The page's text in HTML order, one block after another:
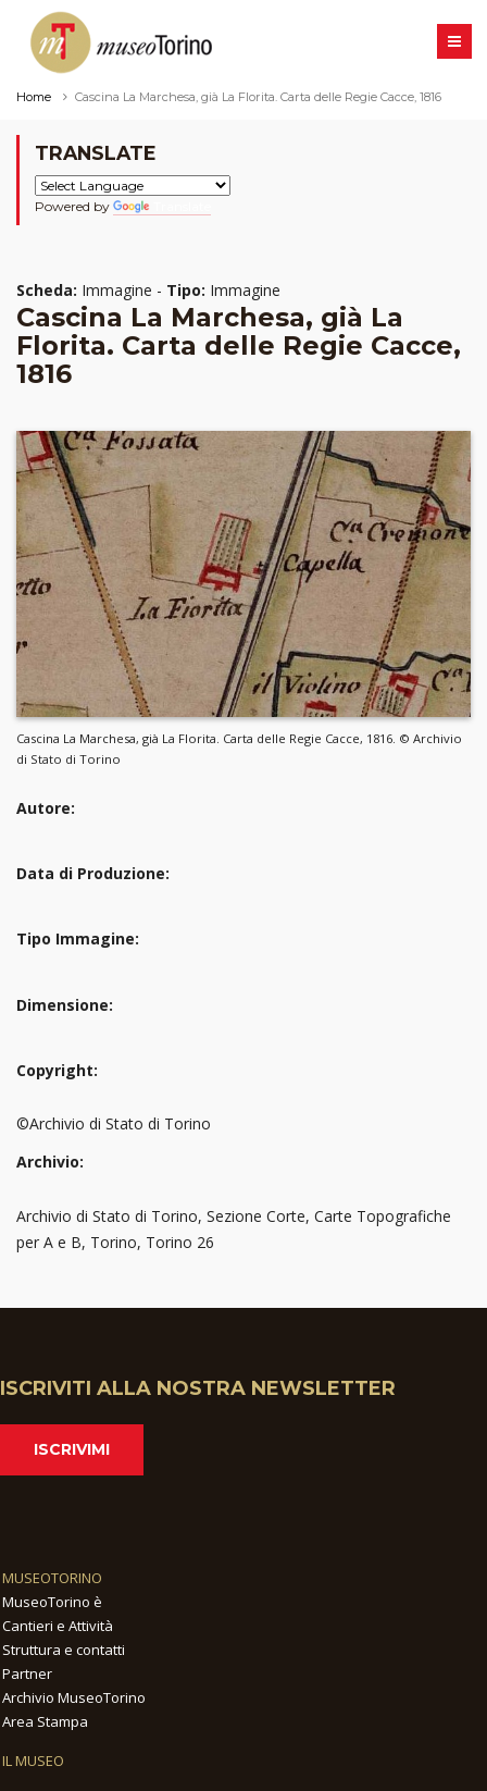
Home Cascina La Marchesa, già La Florita. Carta delle Regie Cacce, 1816
TRANSLATE
Powered by
Scheda: Immagine - Tipo: Immagine
Cascina La Marchesa, già La
Florita. Carta delle Regie Cacce,
1816
Cascina La Marchesa, già La Florita. Carta delle Regie Cacce, 1816. © Archivio
di Stato di Torino
Autore:
Data di Produzione:
Tipo Immagine:
Dimensione:
Copyright:
©Archivio di Stato di Torino
Archivio:
Archivio di Stato di Torino, Sezione Corte, Carte Topografiche
per A e B, Torino, Torino 26
ISCRIVITI ALLA NOSTRA NEWSLETTER
ISCRIVIMI
MUSEOTORINO
MuseoTorino è
Cantieri e Attività
Struttura e contatti
Partner
Archivio MuseoTorino
Area Stampa
IL MUSEO